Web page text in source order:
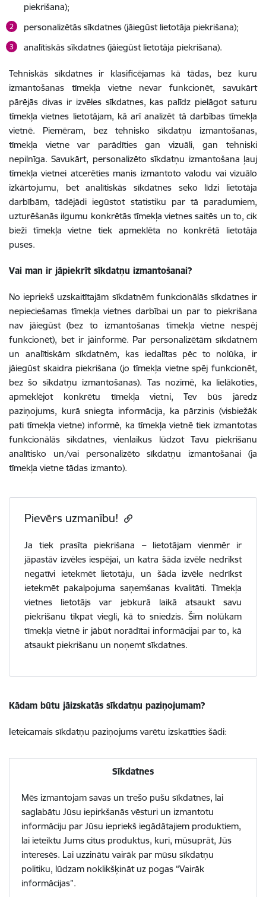
piekrišana);
personalizētās sīkdatnes (jāiegūst lietotāja piekrišana);
analītiskās sīkdatnes (jāiegūst lietotāja piekrišana).
Tehniskās sīkdatnes ir klasificējamas kā tādas, bez kuru
izmantošanas tīmekļa vietne nevar funkcionēt, savukārt
pārējās divas ir izvēles sīkdatnes, kas palīdz pielāgot saturu
tīmekļa vietnes lietotājam, kā arī analizēt tā darbības tīmekļa
vietnē. Piemēram, bez tehnisko sīkdatņu izmantošanas,
tīmekļa vietne var parādīties gan vizuāli, gan tehniski
nepilnīga. Savukārt, personalizēto sīkdatņu izmantošana ļauj
tīmekļa vietnei atcerēties manis izmantoto valodu vai vizuālo
izkārtojumu, bet analītiskās sīkdatnes seko līdzi lietotāja
darbībām, tādējādi iegūstot statistiku par tā paradumiem,
uzturēšanās ilgumu konkrētās tīmekļa vietnes saitēs un to, cik
bieži tīmekļa vietne tiek apmeklēta no konkrētā lietotāja
puses.
Vai man ir jāpiekrīt sīkdatņu izmantošanai?
No iepriekš uzskaitītajām sīkdatnēm funkcionālās sīkdatnes ir
nepieciešamas tīmekļa vietnes darbībai un par to piekrišana
nav jāiegūst (bez to izmantošanas tīmekļa vietne nespēj
funkcionēt), bet ir jāinformē. Par personalizētām sīkdatnēm
un analītiskām sīkdatnēm, kas iedalītas pēc to nolūka, ir
jāiegūst skaidra piekrišana (jo tīmekļa vietne spēj funkcionēt,
bez šo sīkdatņu izmantošanas). Tas nozīmē, ka lielākoties,
apmeklējot konkrētu tīmekļa vietni,Tevbūs jāredz
paziņojums, kurā sniegta informācija, ka pārzinis (visbiežāk
pati tīmekļa vietne) informē, ka tīmekļa vietnē tiek izmantotas
funkcionālās sīkdatnes, vienlaikus lūdzot Tavu piekrišanu
analītisko un/vai personalizēto sīkdatņu izmantošanai (ja
tīmekļa vietne tādas izmanto).
Pievērs uzmanību!
Ja tiek prasīta piekrišana – lietotājam vienmēr ir
jāpastāv izvēles iespējai, un katra šāda izvēle nedrīkst
negatīvi ietekmēt lietotāju, un šāda izvēle nedrīkst
ietekmēt pakalpojuma saņemšanas kvalitāti. Tīmekļa
vietnes lietotājs var jebkurā laikā atsaukt savu
piekrišanu tikpat viegli, kā to sniedzis. Šim nolūkam
tīmekļa vietnē ir jābūt norādītai informācijai par to, kā
atsaukt piekrišanu un noņemt sīkdatnes.
Kādam būtu jāizskatās sīkdatņu paziņojumam?
Ieteicamais sīkdatņu paziņojums varētu izskatīties šādi:
Sīkdatnes
Mēs izmantojam savas un trešo pušu sīkdatnes, lai
saglabātu Jūsu iepirkšanās vēsturi un izmantotu
informāciju par Jūsu iepriekš iegādātajiem produktiem,
lai ieteiktu Jums citus produktus, kuri, mūsuprāt, Jūs
interesēs. Lai uzzinātu vairāk par mūsu sīkdatņu
politiku, lūdzam noklikšķināt uz pogas “Vairāk
informācijas”.